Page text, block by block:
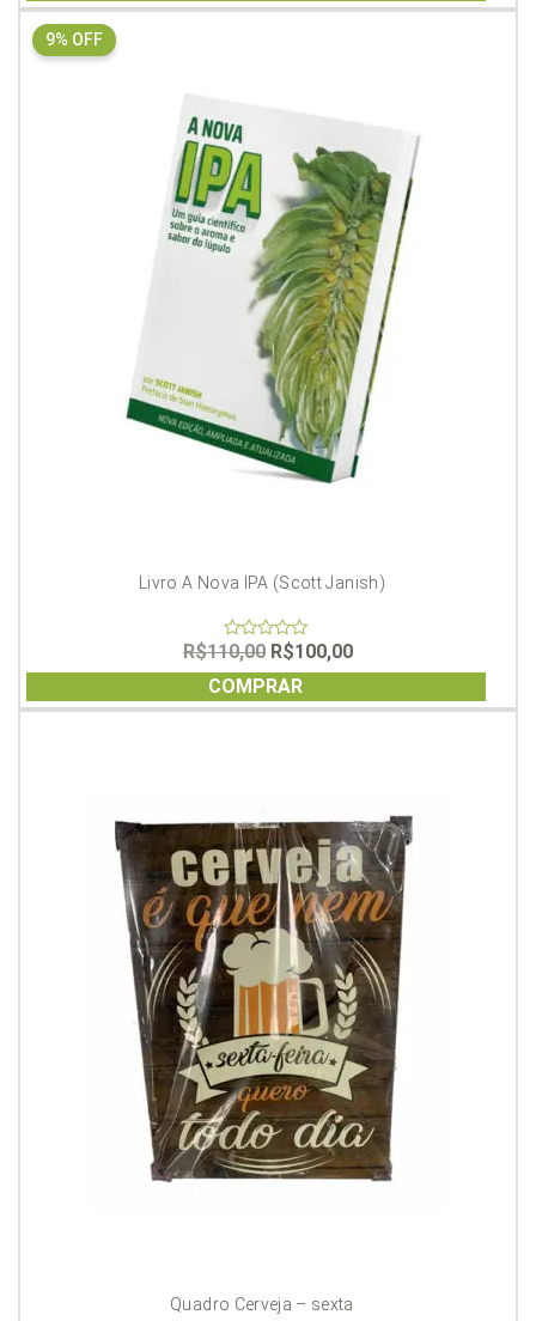
9% OFF
Livro A Nova IPA (Scott Janish)
0
out
of
5
R$110,00 O
preço
original
era:
R$100,00O
preço
é:
COMPRAR
Quadro Cerveja – sexta